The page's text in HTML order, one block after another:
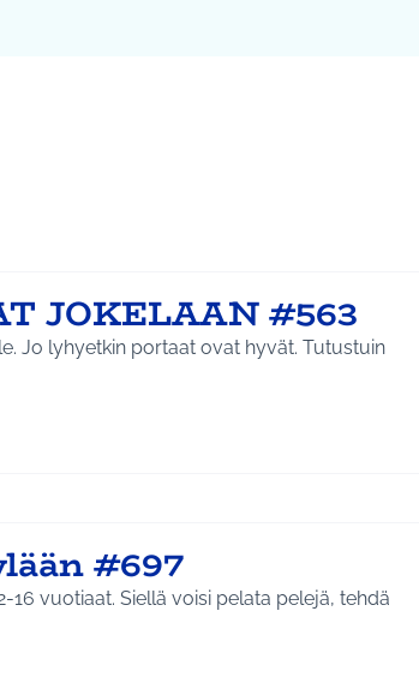
JOKELAAN #563
Jo lyhyetkin portaat ovat hyvät. Tutustuin
#697
16 vuotiaat. Siellä voisi pelata pelejä, tehdä